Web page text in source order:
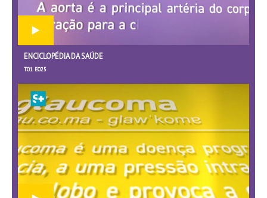
ENCICLOPÉDIA DA SAÚDE
T01 E025